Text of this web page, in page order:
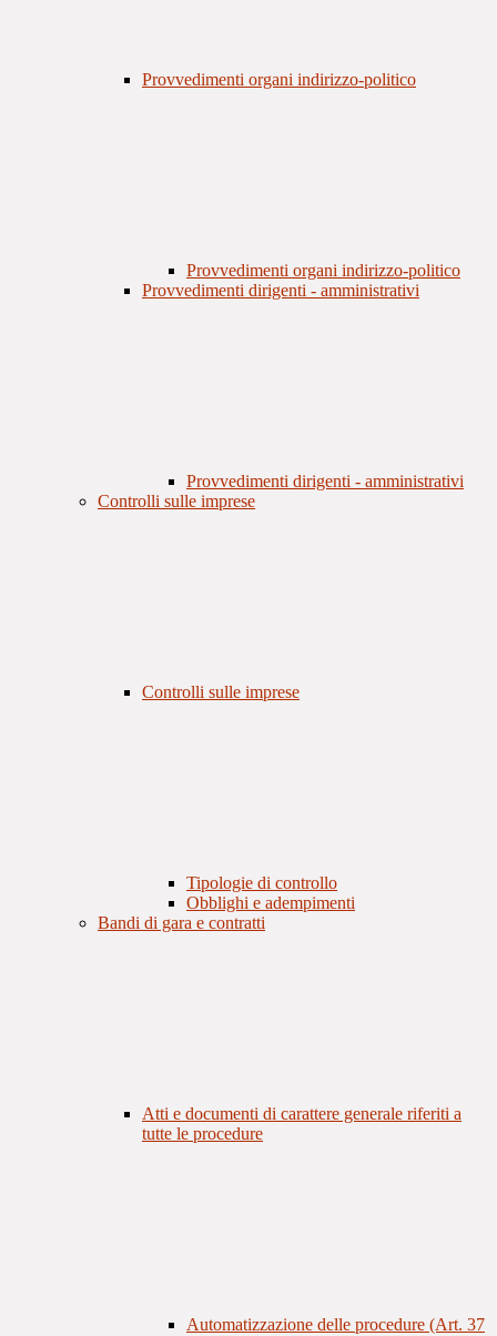
Provvedimenti organi indirizzo-politico
Provvedimenti organi indirizzo-politico
Provvedimenti dirigenti - amministrativi
Provvedimenti dirigenti - amministrativi
Controlli sulle imprese
Controlli sulle imprese
Tipologie di controllo
Obblighi e adempimenti
Bandi di gara e contratti
Atti e documenti di carattere generale riferiti a
tutte le procedure
Automatizzazione delle procedure (Art. 37